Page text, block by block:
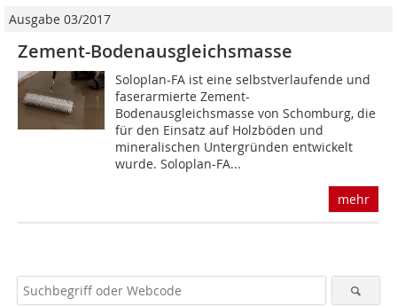
Ausgabe 03/2017
Zement-Bodenausgleichsmasse
Soloplan-FA ist eine selbstverlaufende und
faserarmierte Zement-
Bodenausgleichsmasse von Schomburg, die
für den Einsatz auf Holzböden und
mineralischen Untergründen entwickelt
wurde. Soloplan-FA...
mehr